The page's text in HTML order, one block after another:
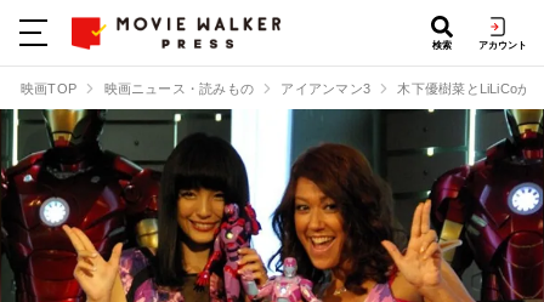
検索 アカウント
映画TOP 映画ニュース・読みもの アイアンマン3 木下優樹菜とLiLiCoが